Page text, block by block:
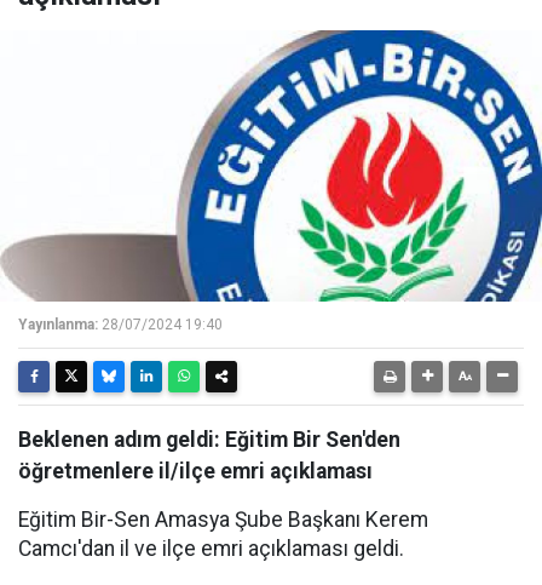
Yayınlanma: 28/07/2024 19:40
Beklenen adım geldi: Eğitim Bir Sen'den
öğretmenlere il/ilçe emri açıklaması
Eğitim Bir-Sen Amasya Şube Başkanı Kerem
Camcı'dan il ve ilçe emri açıklaması geldi.